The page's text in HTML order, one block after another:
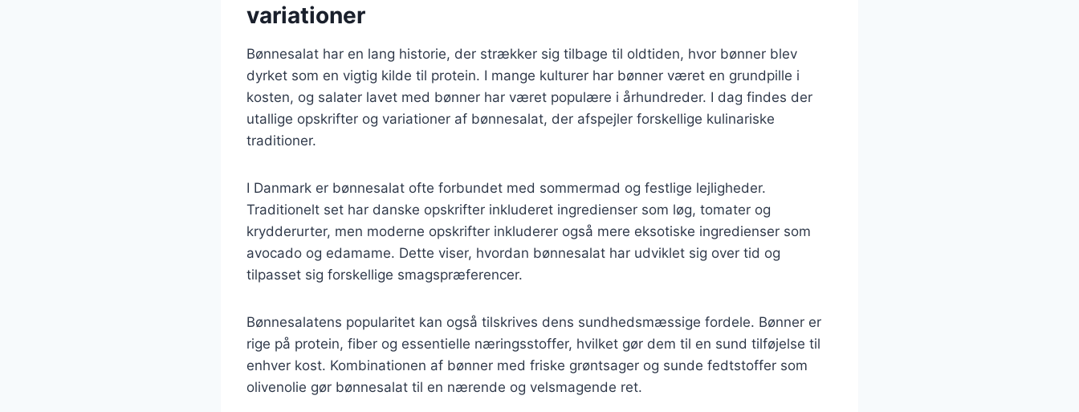
variationer
Bønnesalat har en lang historie, der strækker sig tilbage til oldtiden, hvor bønner blev
dyrket som en vigtig kilde til protein. I mange kulturer har bønner været en grundpille i
kosten, og salater lavet med bønner har været populære i århundreder. I dag findes der
utallige opskrifter og variationer af bønnesalat, der afspejler forskellige kulinariske
traditioner.
I Danmark er bønnesalat ofte forbundet med sommermad og festlige lejligheder.
Traditionelt set har danske opskrifter inkluderet ingredienser som løg, tomater og
krydderurter, men moderne opskrifter inkluderer også mere eksotiske ingredienser som
avocado og edamame. Dette viser, hvordan bønnesalat har udviklet sig over tid og
tilpasset sig forskellige smagspræferencer.
Bønnesalatens popularitet kan også tilskrives dens sundhedsmæssige fordele. Bønner er
rige på protein, fiber og essentielle næringsstoffer, hvilket gør dem til en sund tilføjelse til
enhver kost. Kombinationen af bønner med friske grøntsager og sunde fedtstoffer som
olivenolie gør bønnesalat til en nærende og velsmagende ret.